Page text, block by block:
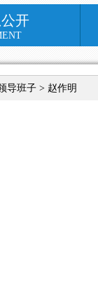
开
导班子 > 赵作明